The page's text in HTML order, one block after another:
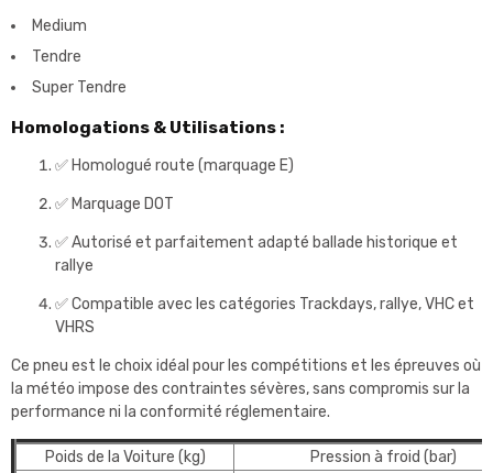
Medium
Tendre
Super Tendre
Homologations & Utilisations :
✅ Homologué route (marquage E)
✅ Marquage DOT
✅ Autorisé et parfaitement adapté ballade historique et
rallye
✅ Compatible avec les catégories Trackdays, rallye, VHC et
VHRS
Ce pneu est le choix idéal pour les compétitions et les épreuves où
la météo impose des contraintes sévères, sans compromis sur la
performance ni la conformité réglementaire.
Poids de la Voiture (kg)
Pression à froid (bar)